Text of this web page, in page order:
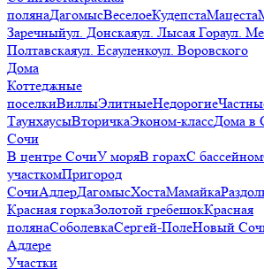
полянаДагомысВеселоеКудепстаМацеста
Заречныйул. Донскаяул. Лысая Гораул.
Полтавскаяул. Есауленкоул. Воровского
Дома
Коттеджные
поселкиВиллыЭлитныеНедорогие
ТаунхаусыВторичкаЭконом-классДома в
Сочи
В центре СочиУ моряВ горахС бассейном
участкомПригород
СочиАдлерДагомысХостаМамайка
Красная горкаЗолотой гребешокКрасная
полянаСоболевкаСергей-ПолеНовый
Адлере
Участки